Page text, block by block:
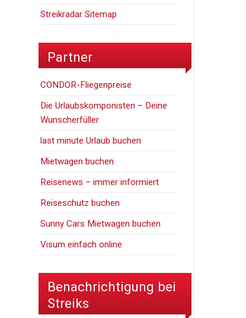
Streikradar Sitemap
Partner
CONDOR-Fliegenpreise
Die Urlaubskomponisten – Deine
Wunscherfüller
last minute Urlaub buchen
Mietwagen buchen
Reisenews – immer informiert
Reiseschutz buchen
Sunny Cars Mietwagen buchen
Visum einfach online
Benachrichtigung bei
Streiks